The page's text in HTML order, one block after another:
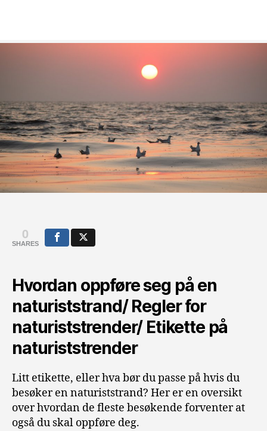
0
SHARES
Hvordan oppføre seg på en
naturiststrand/ Regler for
naturiststrender/ Etikette på
naturiststrender
Litt etikette, eller hva bør du passe på hvis du
besøker en naturiststrand? Her er en oversikt
over hvordan de fleste besøkende forventer at
også du skal oppføre deg.